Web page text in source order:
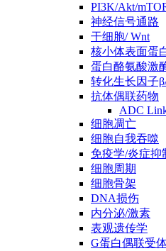
PI3K/Akt/
神经信号通路
干细胞/ Wnt
核小体表面蛋
蛋白酪氨酸激
转化生长因子
抗体偶联药物
ADC
细胞凋亡
细胞自我吞噬
免疫学/炎症抑
细胞周期
细胞骨架
DNA损伤
内分泌/激素
表观遗传学
G蛋白偶联受